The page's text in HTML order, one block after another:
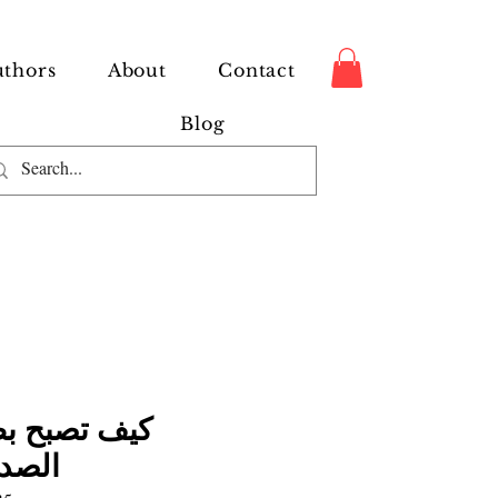
About Contact
Blog